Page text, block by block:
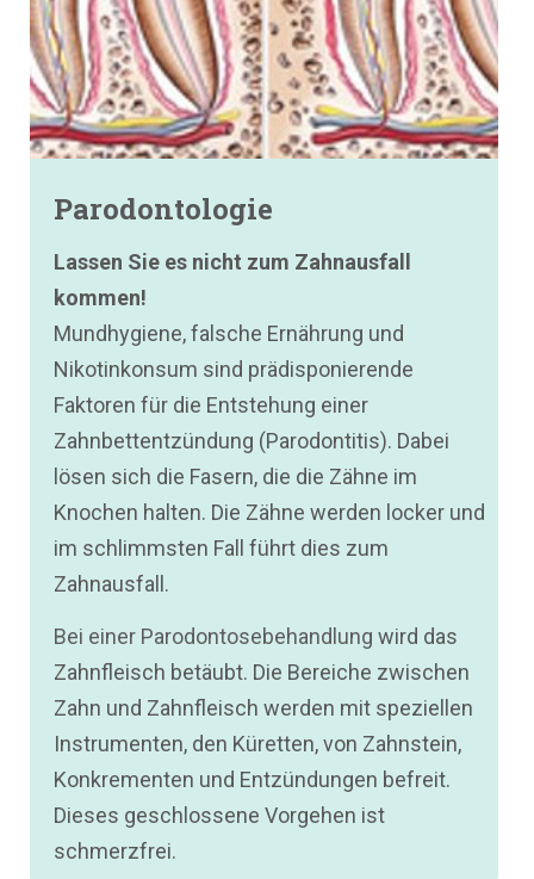
Parodontologie
Lassen Sie es nicht zum Zahnausfall
kommen!
Mundhygiene, falsche Ernährung und
Nikotinkonsum sind prädisponierende
Faktoren für die Entstehung einer
Zahnbettentzündung (Parodontitis). Dabei
lösen sich die Fasern, die die Zähne im
Knochen halten. Die Zähne werden locker und
im schlimmsten Fall führt dies zum
Zahnausfall.
Bei einer Parodontosebehandlung wird das
Zahnfleisch betäubt. Die Bereiche zwischen
Zahn und Zahnfleisch werden mit speziellen
Instrumenten, den Küretten, von Zahnstein,
Konkrementen und Entzündungen befreit.
Dieses geschlossene Vorgehen ist
schmerzfrei.